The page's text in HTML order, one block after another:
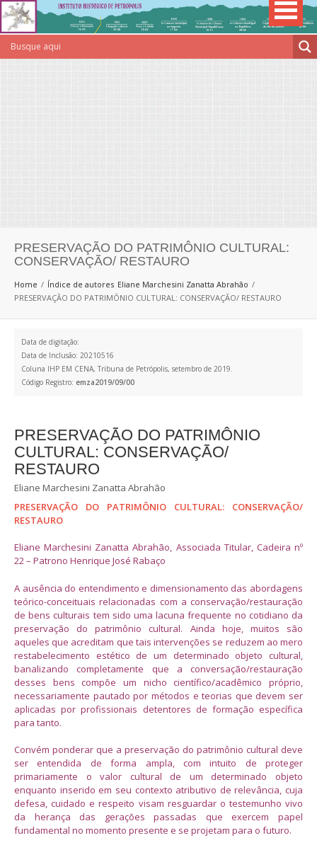
PRESERVAÇÃO DO PATRIMÔNIO CULTURAL:
CONSERVAÇÃO/ RESTAURO
Home Índice de autores Eliane Marchesini Zanatta Abrahão
PRESERVAÇÃO DO PATRIMÔNIO CULTURAL: CONSERVAÇÃO/ RESTAURO
Data de digitação:
Data de Inclusão: 20210516
Coluna IHP EM CENA, Tribuna de Petrópolis, setembro de 2019.
Código Registro: emza2019/09/00
PRESERVAÇÃO DO PATRIMÔNIO
CULTURAL: CONSERVAÇÃO/
RESTAURO
Eliane Marchesini Zanatta Abrahão
PRESERVAÇÃO DO PATRIMÔNIO CULTURAL: CONSERVAÇÃO/
RESTAURO
Eliane Marchesini Zanatta Abrahão, Associada Titular, Cadeira nº
22 – Patrono Henrique José Rabaço
A ausência do entendimento e dimensionamento das abordagens
teórico-conceituais relacionadas com a conservação/restauração
de bens culturais tem sido uma lacuna frequente no cotidiano da
preservação do patrimônio cultural. Ainda hoje, muitos são
aqueles que acreditam que tais intervenções se reduzem ao mero
restabelecimento estético de um determinado objeto cultural,
banalizando completamente que a conversação/restauração
desses bens compõe um nicho científico/acadêmico próprio,
necessariamente pautado por métodos e teorias que devem ser
aplicadas por profissionais detentores de formação específica
para tanto.
Convém ponderar que a preservação do patrimônio cultural deve
ser entendida de forma ampla, com intuito de proteger
primariamente o valor cultural de um determinado objeto
enquanto inserido em seu contexto atributivo de relevância, cuja
defesa, cuidado e respeito visam resguardar o testemunho vivo
da herança das gerações passadas que exercem papel
fundamental no momento presente e se projetam para o futuro.